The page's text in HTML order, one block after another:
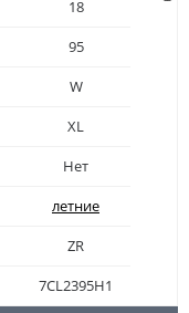
18
95
W
XL
Нет
летние
ZR
7CL2395H1